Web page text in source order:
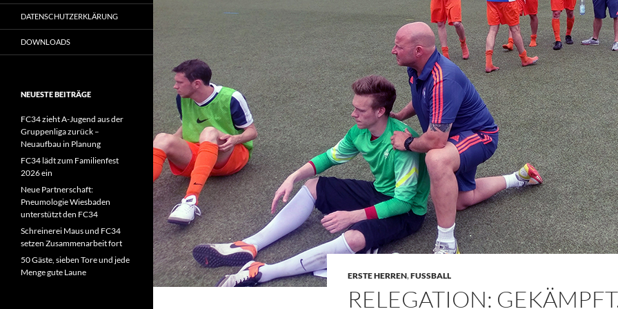
ERSTE HERREN,FUSSBALL
RELEGATION:
DATENSCHUTZERKLÄRUNG
DOWNLOADS
NEUESTE BEITRÄGE
FC34 zieht A-Jugend aus der
Gruppenliga zurück –
Neuaufbau in Planung
FC34 lädt zum Familienfest
2026 ein
Neue Partnerschaft:
Pneumologie Wiesbaden
unterstützt den FC34
Schreinerei Maus und FC34
setzen Zusammenarbeit fort
50 Gäste, sieben Tore und jede
Menge gute Laune